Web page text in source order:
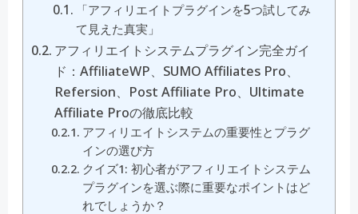
「アフィリエイトプラグインを5つ試してみ
て見えた真実」
アフィリエイトシステムプラグイン完全ガイ
ド：AffiliateWP、SUMO Affiliates Pro、
Refersion、Post Affiliate Pro、Ultimate
Affiliate Proの徹底比較
アフィリエイトシステムの重要性とプラグ
インの選び方
クイズ1: 初心者がアフィリエイトシステム
プラグインを選ぶ際に重要なポイントはど
れでしょうか？